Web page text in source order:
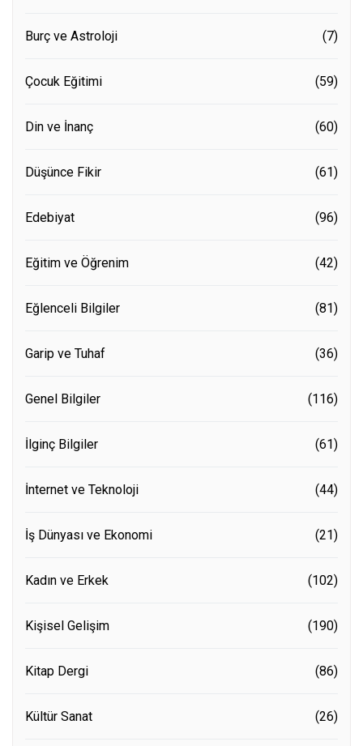
Burç ve Astroloji (7)
Çocuk Eğitimi (59)
Din ve İnanç (60)
Düşünce Fikir (61)
Edebiyat (96)
Eğitim ve Öğrenim (42)
Eğlenceli Bilgiler (81)
Garip ve Tuhaf (36)
Genel Bilgiler (116)
İlginç Bilgiler (61)
İnternet ve Teknoloji (44)
İş Dünyası ve Ekonomi (21)
Kadın ve Erkek (102)
Kişisel Gelişim (190)
Kitap Dergi (86)
Kültür Sanat (26)